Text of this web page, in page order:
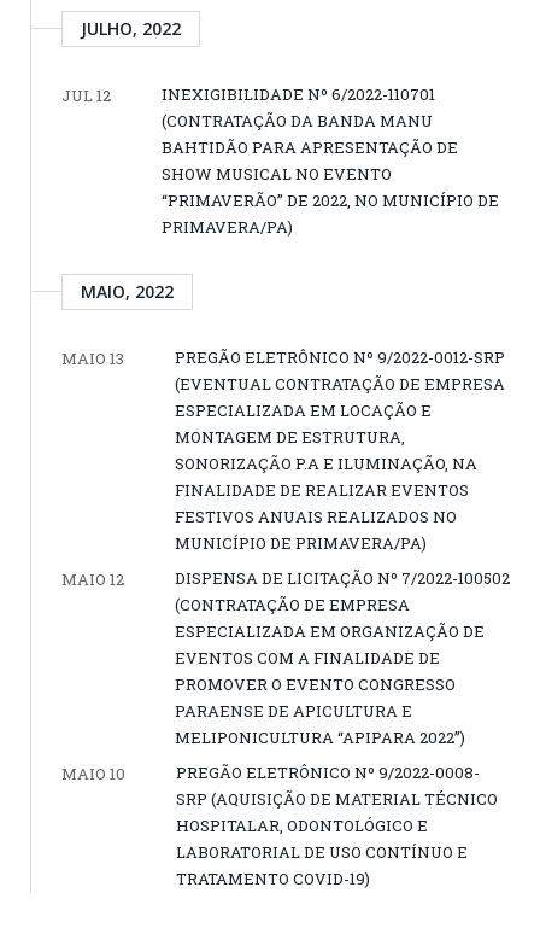
JULHO, 2022
JUL 12
INEXIGIBILIDADE Nº 6/2022-110701
(CONTRATAÇÃO DA BANDA MANU
BAHTIDÃO PARA APRESENTAÇÃO DE
SHOW MUSICAL NO EVENTO
“PRIMAVERÃO” DE 2022, NO MUNICÍPIO DE
PRIMAVERA/PA)
MAIO, 2022
MAIO 13
PREGÃO ELETRÔNICO Nº 9/2022-0012-SRP
(EVENTUAL CONTRATAÇÃO DE EMPRESA
ESPECIALIZADA EM LOCAÇÃO E
MONTAGEM DE ESTRUTURA,
SONORIZAÇÃO P.A E ILUMINAÇÃO, NA
FINALIDADE DE REALIZAR EVENTOS
FESTIVOS ANUAIS REALIZADOS NO
MUNICÍPIO DE PRIMAVERA/PA)
MAIO 12
DISPENSA DE LICITAÇÃO Nº 7/2022-100502
(CONTRATAÇÃO DE EMPRESA
ESPECIALIZADA EM ORGANIZAÇÃO DE
EVENTOS COM A FINALIDADE DE
PROMOVER O EVENTO CONGRESSO
PARAENSE DE APICULTURA E
MELIPONICULTURA “APIPARA 2022”)
MAIO 10
PREGÃO ELETRÔNICO Nº 9/2022-0008-
SRP (AQUISIÇÃO DE MATERIAL TÉCNICO
HOSPITALAR, ODONTOLÓGICO E
LABORATORIAL DE USO CONTÍNUO E
TRATAMENTO COVID-19)